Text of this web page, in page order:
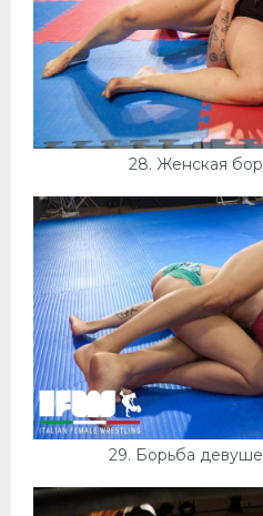
28. Женская
29. Борьба